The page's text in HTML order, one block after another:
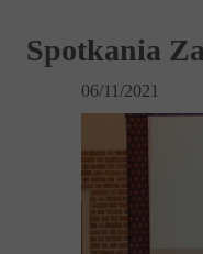
06/11/2021
Spotkania